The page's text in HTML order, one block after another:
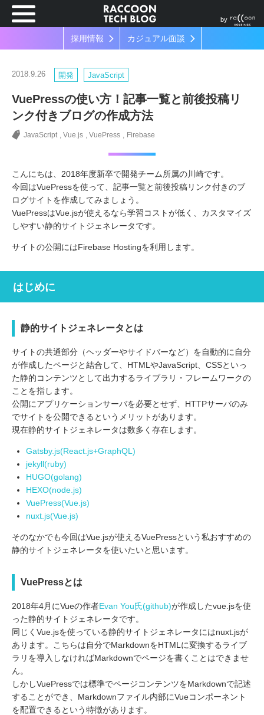
by
採用情報 カジュアル面談
2018.9.26 開発 JavaScript
VuePressの使い方！記事一覧と前後投稿リ
ンク付きブログの作成方法
JavaScript Vue.js VuePress Firebase
こんにちは、2018年度新卒で開発チーム所属の川崎です。
今回はVuePressを使って、記事一覧と前後投稿リンク付きのブ
ログサイトを作成してみましょう。
VuePressはVue.jsが使えるなら学習コストが低く、カスタマイズ
しやすい静的サイトジェネレータです。
サイトの公開にはFirebase Hostingを利用します。
はじめに
静的サイトジェネレータとは
サイトの共通部分（ヘッダーやサイドバーなど）を自動的に自分
が作成したページと結合して、HTMLやJavaScript、CSSといっ
た静的コンテンツとして出力するライブラリ・フレームワークの
ことを指します。
公開にアプリケーションサーバを必要とせず、HTTPサーバのみ
でサイトを公開できるというメリットがあります。
現在静的サイトジェネレータは数多く存在します。
Gatsby.js(React.js+GraphQL)
jekyll(ruby)
HUGO(golang)
HEXO(node.js)
VuePress(Vue.js)
nuxt.js(Vue.js)
そのなかでも今回はVue.jsが使えるVuePressという私おすすめの
静的サイトジェネレータを使いたいと思います。
VuePressとは
2018年4月にVueの作者Evan You氏(github)が作成したvue.jsを使
った静的サイトジェネレータです。
同じくVue.jsを使っている静的サイトジェネレータにはnuxt.jsが
あります。こちらは自分でMarkdownをHTMLに変換するライブ
ラリを導入しなければMarkdownでページを書くことはできませ
ん。
しかしVuePressでは標準でページコンテンツをMarkdownで記述
することができ、Markdownファイル内部にVueコンポーネント
を配置できるという特徴があります。